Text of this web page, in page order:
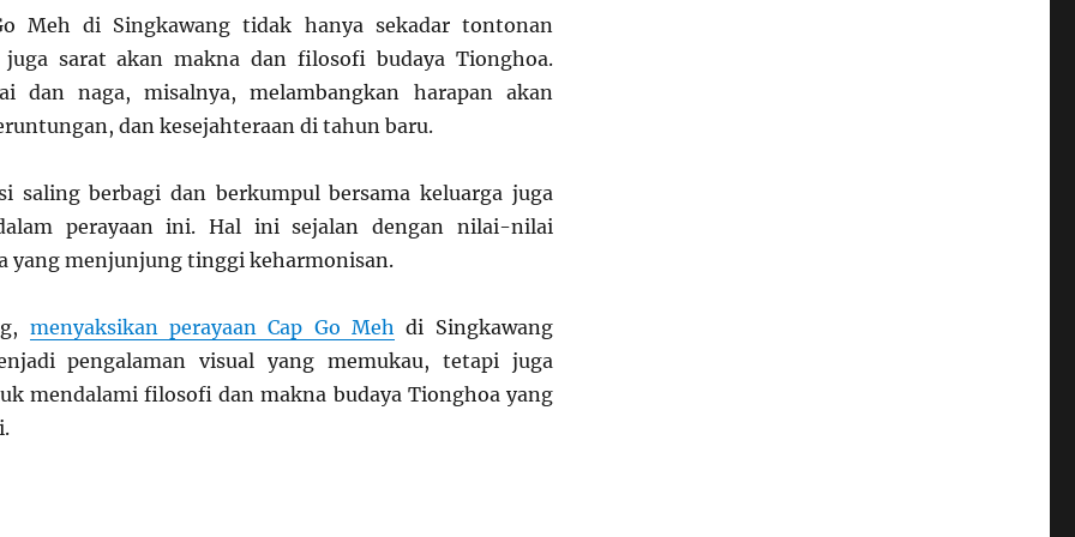
Meh di Singkawang tidak hanya sekadar tontonan
sarat akan makna dan filosofi budaya Tionghoa.
dan naga, misalnya, melambangkan harapan akan
dan kesejahteraan di tahun baru.
saling berbagi dan berkumpul bersama keluarga juga
perayaan ini. Hal ini sejalan dengan nilai-nilai
yang menjunjung tinggi keharmonisan.
menyaksikan perayaan Cap Go Meh di Singkawang
pengalaman visual yang memukau, tetapi juga
mendalami filosofi dan makna budaya Tionghoa yang